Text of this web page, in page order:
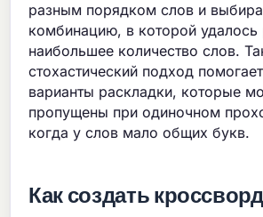
разным порядком слов и
комбинацию, в которой удалось
наибольшее количество слов.
стохастический подход
варианты раскладки, которые
пропущены при одиночном
когда у слов мало общих букв.
Как создать кроссворд